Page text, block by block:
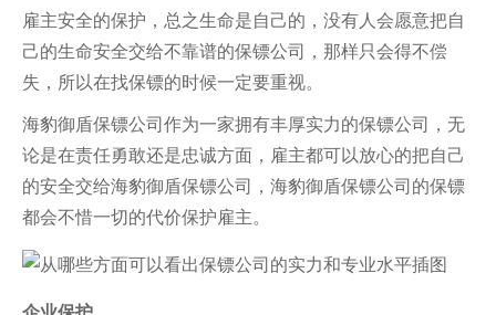
雇主安全的保护，总之生命是自己的，没有人会愿意把自
己的生命安全交给不靠谱的保镖公司，那样只会得不偿
失，所以在找保镖的时候一定要重视。
海豹御盾保镖公司作为一家拥有丰厚实力的保镖公司，无
论是在责任勇敢还是忠诚方面，雇主都可以放心的把自己
的安全交给海豹御盾保镖公司，海豹御盾保镖公司的保镖
都会不惜一切的代价保护雇主。